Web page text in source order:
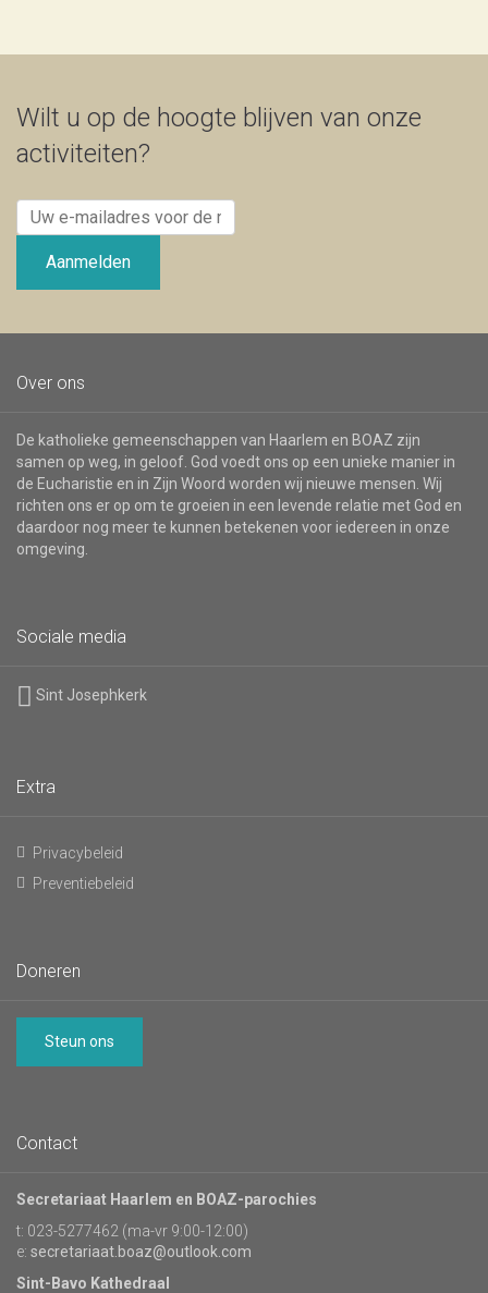
Wilt u op de hoogte blijven van onze
activiteiten?
Uw
e-
mailadres
nieuwsbrief
Aanmelden
Over ons
De katholieke gemeenschappen van Haarlem en BOAZ zijn
samen op weg, in geloof. God voedt ons op een unieke manier in
de Eucharistie en in Zijn Woord worden wij nieuwe mensen. Wij
richten ons er op om te groeien in een levende relatie met God en
daardoor nog meer te kunnen betekenen voor iedereen in onze
omgeving.
Sociale media
Sint Josephkerk
Extra
Privacybeleid
Preventiebeleid
Doneren
Steun ons
Contact
Secretariaat Haarlem en BOAZ-parochies
t: 023-5277462 (ma-vr 9:00-12:00)
e: secretariaat.boaz@outlook.com
Sint-Bavo Kathedraal